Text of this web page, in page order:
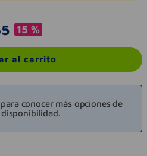
15 %
al carrito
conocer más opciones de